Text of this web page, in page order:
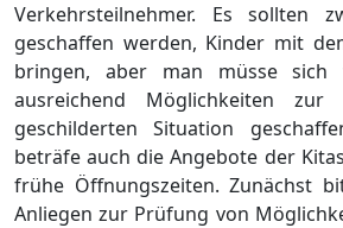
Verkehrsteilnehmer. Es sollten
geschaffen werden, Kinder mit
bringen, aber man müsse sich
ausreichend Möglichkeiten zur
geschilderten Situation
beträfe auch die Angebote der
frühe Öffnungszeiten. Zunächst
Anliegen zur Prüfung von